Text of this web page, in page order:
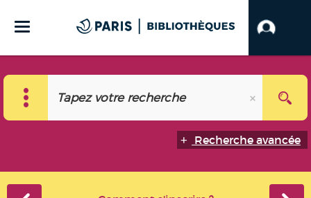
Recherche avancée